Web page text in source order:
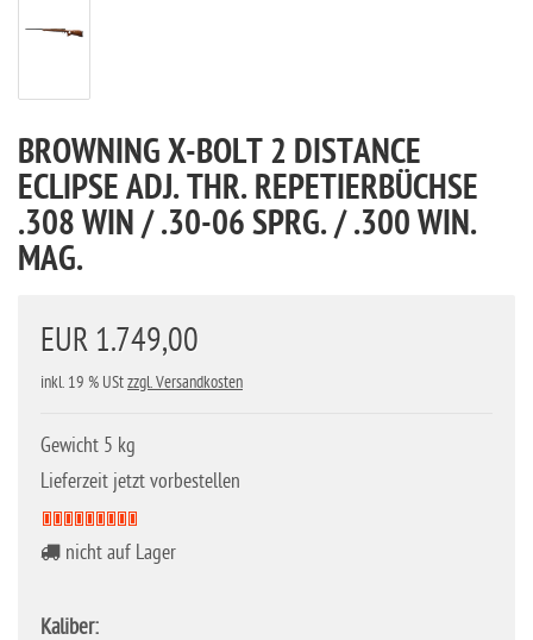
BROWNING X-BOLT 2 DISTANCE
ECLIPSE ADJ. THR. REPETIERBÜCHSE
.308 WIN / .30-06 SPRG. / .300 WIN.
MAG.
EUR 1.749,00
inkl. 19 % UStzzgl. Versandkosten
Gewicht 5 kg
Lieferzeit jetzt vorbestellen
nicht auf Lager
Kaliber: